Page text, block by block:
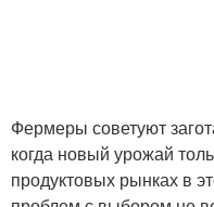
Фермеры советуют
когда новый урожай
продуктовых рынках в